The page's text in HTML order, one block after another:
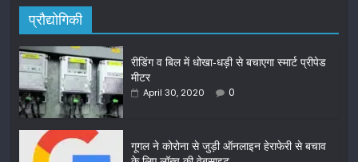
प्रौद्योगिकी
रीडिंग व बिल में धोखा-धड़ी से बचाएगा स्मार्ट प्रीपेड
मीटर
April 30, 2020 0
गूगल ने कोरोना से जुड़ी ऑनलाइन हेराफेरी से बचाव